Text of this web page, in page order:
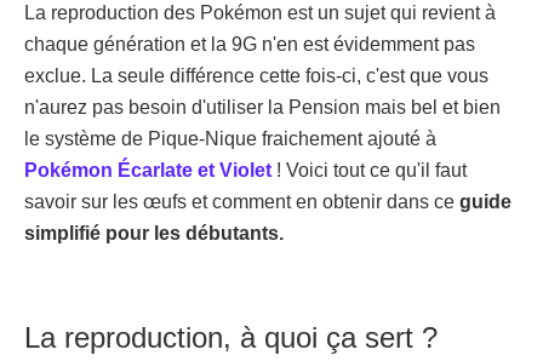
La reproduction des Pokémon est un sujet qui revient à
chaque génération et la 9G n'en est évidemment pas
exclue. La seule différence cette fois-ci, c'est que vous
n'aurez pas besoin d'utiliser la Pension mais bel et bien
le système de Pique-Nique fraichement ajouté à
Pokémon Écarlate et Violet ! Voici tout ce qu'il faut
savoir sur les œufs et comment en obtenir dans ce guide
simplifié pour les débutants.
La reproduction, à quoi ça sert ?